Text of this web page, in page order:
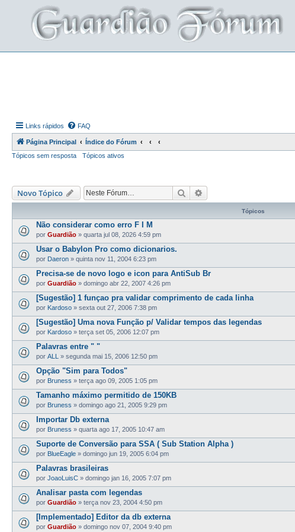
Links rápidos FAQ
Página Principal
Índice do Fórum
Tópicos sem resposta
Tópicos ativos
Novo Tópico Pesquisar
Tópicos
Não considerar como erro F I M
por Guardião » quarta jul 08, 2026 4:59 pm
Usar o Babylon Pro como dicionarios.
por Daeron » quinta nov 11, 2004 6:23 pm
Precisa-se de novo logo e icon para AntiSub Br
por Guardião » domingo abr 22, 2007 4:26 pm
[Sugestão] 1 funçao pra validar comprimento de cada linha
por Kardoso » sexta out 27, 2006 7:38 pm
[Sugestão] Uma nova Função p/ Validar tempos das legendas
por Kardoso » terça set 05, 2006 12:07 pm
Palavras entre " "
por ALL » segunda mai 15, 2006 12:50 pm
Opção "Sim para Todos"
por Bruness » terça ago 09, 2005 1:05 pm
Tamanho máximo permitido de 150KB
por Bruness » domingo ago 21, 2005 9:29 pm
Importar Db externa
por Bruness » quarta ago 17, 2005 10:47 am
Suporte de Conversão para SSA ( Sub Station Alpha )
por BlueEagle » domingo jun 19, 2005 6:04 pm
Palavras brasileiras
por JoaoLuisC » domingo jan 16, 2005 7:07 pm
Analisar pasta com legendas
por Guardião » terça nov 23, 2004 4:50 pm
[Implementado] Editor da db externa
por Guardião » domingo nov 07, 2004 9:40 pm